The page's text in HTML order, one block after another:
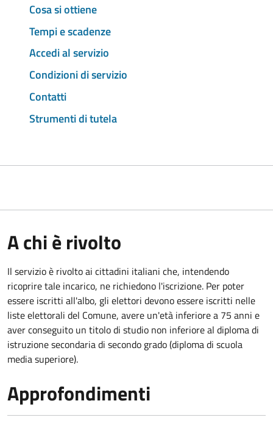
Cosa si ottiene
Tempi e scadenze
Accedi al servizio
Condizioni di servizio
Contatti
Strumenti di tutela
A chi è rivolto
Il servizio è rivolto ai cittadini italiani che, intendendo
ricoprire tale incarico, ne richiedono l'iscrizione. Per poter
essere iscritti all'albo, gli elettori devono essere iscritti nelle
liste elettorali del Comune, avere un'età inferiore a 75 anni e
aver conseguito un titolo di studio non inferiore al diploma di
istruzione secondaria di secondo grado (diploma di scuola
media superiore).
Approfondimenti